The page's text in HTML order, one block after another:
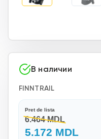
В наличии
FINNTRAIL
Pret de lista
6.464 MDL
5.172 MDL